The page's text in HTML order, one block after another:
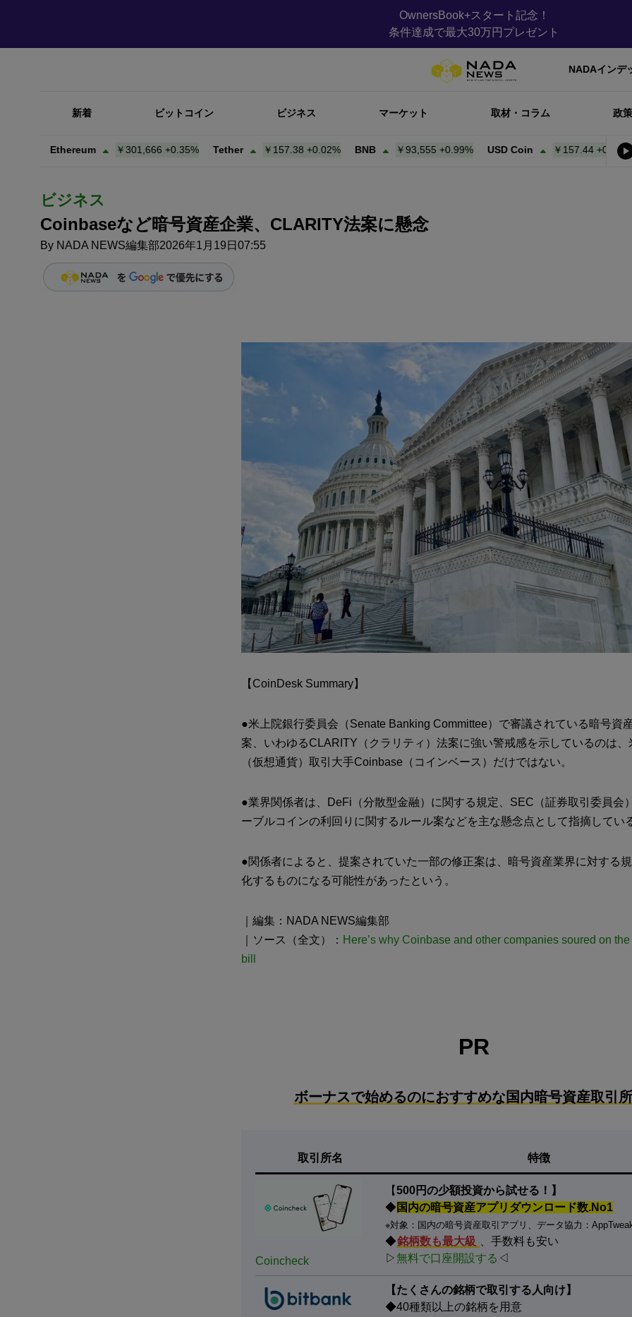
OwnersBook+スタート記念！
条件達成で最大30万円プレゼント
NADAインデ
新着 ビットコイン ビジネス マーケット 取材・コラム 政
Ethereum ￥301,666+ 0.35% Tether ￥157.38+0.02% BNB ￥93,555+0.99% USD Coin ￥157.44+0.00%
ビジネス
Coinbaseなど暗号資産企業、CLARITY法案に懸念
By NADA NEWS編集部2026年1月19日07:55
【CoinDesk Summary】
●米上院銀行委員会（Senate Banking Committee）で審議されている暗号資
案、いわゆるCLARITY（クラリティ）法案に強い警戒感を示しているのは、
（仮想通貨）取引大手Coinbase（コインベース）だけではない。
●業界関係者は、DeFi（分散型金融）に関する規定、SEC（証券取引委員会
ーブルコインの利回りに関するルール案などを主な懸念点として指摘してい
●関係者によると、提案されていた一部の修正案は、暗号資産業界に対する
化するものになる可能性があったという。
｜編集：NADA NEWS編集部
｜ソース（全文）： Here’s why Coinbase and other companies soured on
bill
PR
ボーナスで始めるのにおすすめな国内暗号資産取引
取引所名 特徴
Coincheck
【500円の少額投資から試せる！】
◆国内の暗号資産アプリダウンロード数.No1
※対象：国内の暗号資産取引アプリ、データ協力：
◆銘柄数も最大級
、手数料も安い
▷無料で口座開設する ◁
【たくさんの銘柄で取引する人向け】
◆40種類以上の銘柄を用意